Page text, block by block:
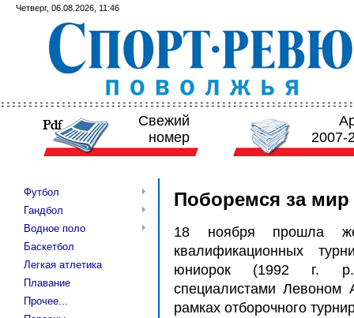
Четверг, 06.08.2026, 11:46
Свежий
номер
2007-
Футбол
Гандбол
Водное поло
Баскетбол
Легкая атлетика
Плавание
Прочее...
Поборемся за мир
18 ноября прошла
квалификационных
юниорок (1992 г. р.),
специалистами
рамках отборочного